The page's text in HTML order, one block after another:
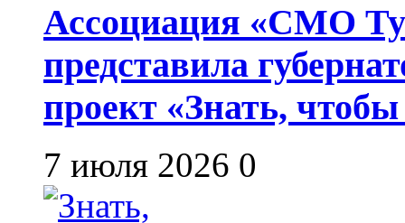
Ассоциация «СМО
представила
проект «Знать,
7 июля 2026 0